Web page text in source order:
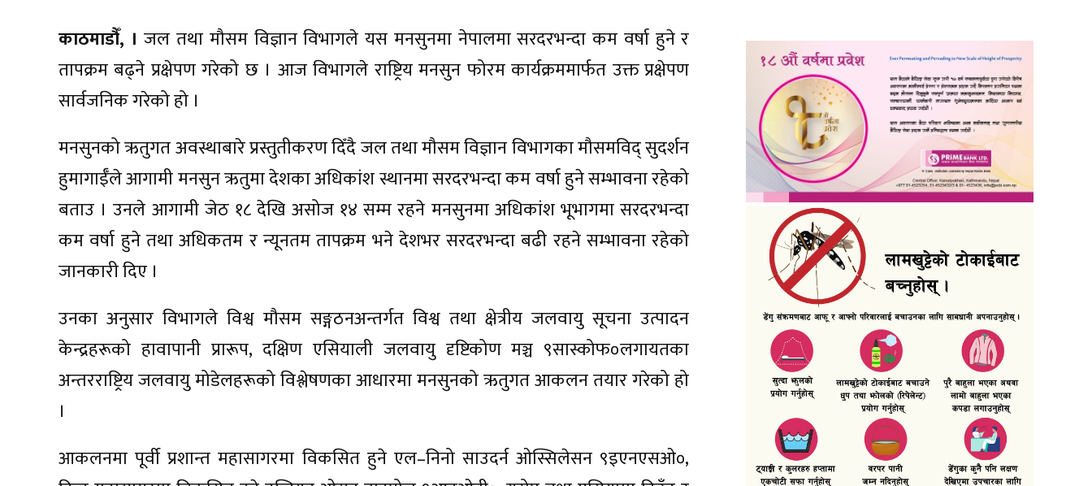
काठमाडौँ, । जल तथा मौसम विज्ञान विभागले यस मनसुनमा नेपालमा सरदरभन्दा कम वर्षा हुने र
तापक्रम बढ्ने प्रक्षेपण गरेको छ । आज विभागले राष्ट्रिय मनसुन फोरम कार्यक्रममार्फत उक्त प्रक्षेपण
सार्वजनिक गरेको हो ।
मनसुनको ऋतुगत अवस्थाबारे प्रस्तुतीकरण दिँदै जल तथा मौसम विज्ञान विभागका मौसमविद् सुदर्शन
हुमागाईँले आगामी मनसुन ऋतुमा देशका अधिकांश स्थानमा सरदरभन्दा कम वर्षा हुने सम्भावना रहेको
बताउ । उनले आगामी जेठ १८ देखि असोज १४ सम्म रहने मनसुनमा अधिकांश भूभागमा सरदरभन्दा
कम वर्षा हुने तथा अधिकतम र न्यूनतम तापक्रम भने देशभर सरदरभन्दा बढी रहने सम्भावना रहेको
जानकारी दिए ।
उनका अनुसार विभागले विश्व मौसम सङ्गठनअन्तर्गत विश्व तथा क्षेत्रीय जलवायु सूचना उत्पादन
केन्द्रहरूको हावापानी प्रारूप, दक्षिण एसियाली जलवायु दृष्टिकोण मञ्च ९सास्कोफ०लगायतका
अन्तरराष्ट्रिय जलवायु मोडेलहरूको विश्लेषणका आधारमा मनसुनको ऋतुगत आकलन तयार गरेको हो
।
आकलनमा पूर्वी प्रशान्त महासागरमा विकसित हुने एल–निनो साउदर्न ओस्सिलेसन ९इएनएसओ०,